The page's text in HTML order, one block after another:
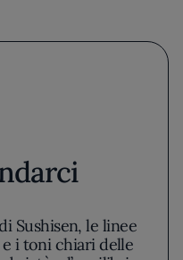
Sushisen, le linee
i toni chiari delle